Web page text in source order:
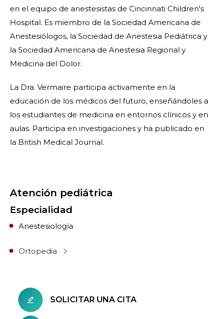
en el equipo de anestesistas de Cincinnati Children's
Hospital. Es miembro de la Sociedad Americana de
Anestesiólogos, la Sociedad de Anestesia Pediátrica y
la Sociedad Americana de Anestesia Regional y
Medicina del Dolor.
La Dra. Vermaire participa activamente en la
educación de los médicos del futuro, enseñándoles a
los estudiantes de medicina en entornos clínicos y en
aulas. Participa en investigaciones y ha publicado en
la British Medical Journal.
Atención pediátrica
Especialidad
Anestesiología
Ortopedia
SOLICITAR UNA CITA